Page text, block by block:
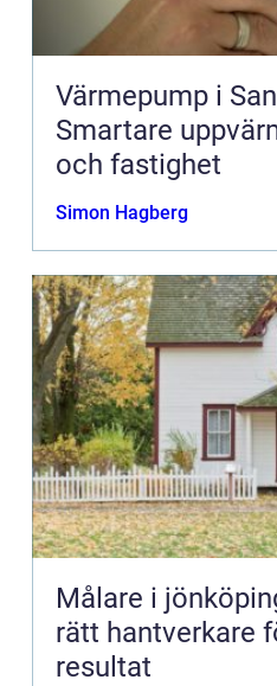
Värmepump i
Smartare
och fastighet
Simon Hagberg
Målare i jönköping så väljer
rätt hantverkare
resultat